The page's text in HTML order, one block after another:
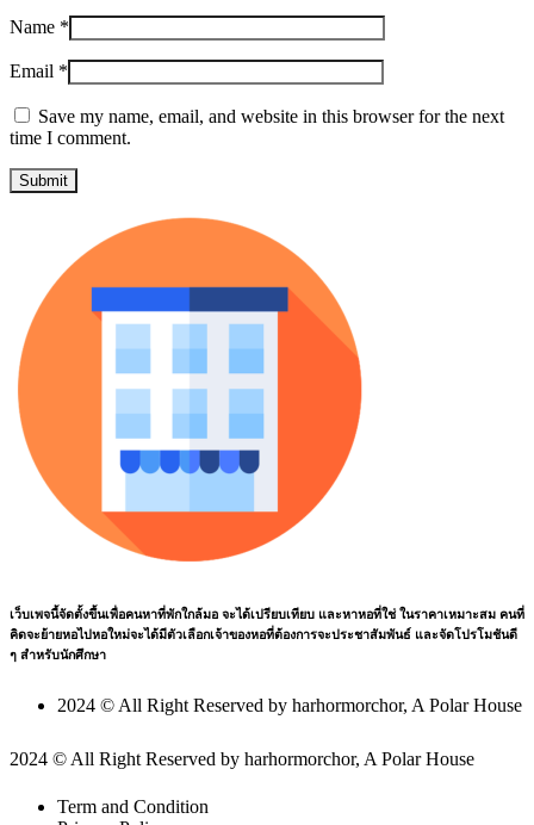
Name *
Email *
Save my name, email, and website in this browser for the next
time I comment.
เว็บเพจนี้จัดตั้งขึ้นเพื่อคนหาที่พักใกล้มอ จะได้เปรียบเทียบ และหาหอที่ใช่ ในราคาเหมาะสม คนที่
คิดจะย้ายหอไปหอใหม่จะได้มีตัวเลือกเจ้าของหอที่ต้องการจะประชาสัมพันธ์ และจัดโปรโมชันดี
ๆ สำหรับนักศึกษา
2024 © All Right Reserved by harhormorchor, A Polar House
2024 © All Right Reserved by harhormorchor, A Polar House
Term and Condition